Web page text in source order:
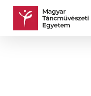
Skip
Kosár